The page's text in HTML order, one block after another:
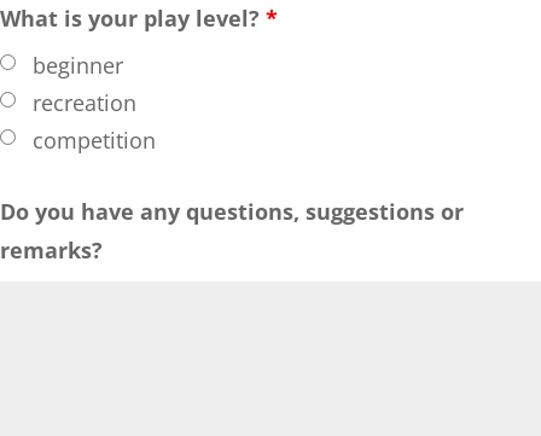
What is your play level? *
beginner
recreation
competition
Do you have any questions, suggestions or
remarks?